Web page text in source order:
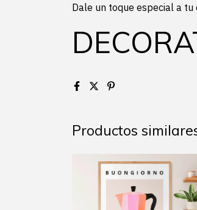
Dale un toque especial a
Productos